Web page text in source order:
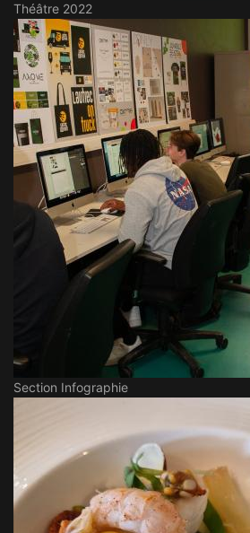
Théâtre 2022
Section Infographie